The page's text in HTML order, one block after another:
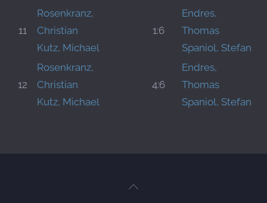
11
Rosenkranz,
Christian
Kutz, Michael
1:6
Endres,
Thomas
Spaniol, Stefan
12
Rosenkranz,
Christian
Kutz, Michael
4:6
Endres,
Thomas
Spaniol, Stefan